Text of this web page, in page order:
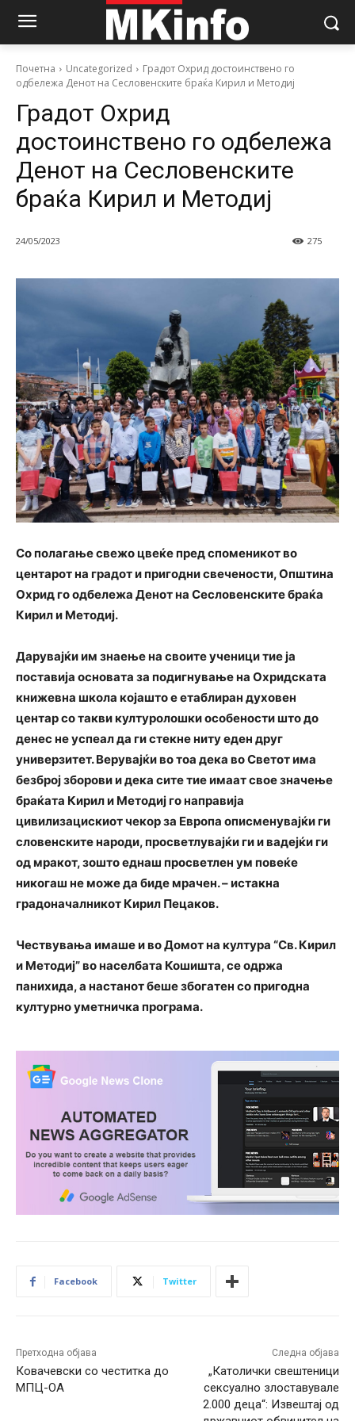
Почетна Uncategorized
Градoт Охрид достоинствено го
одбележа Денот на Сесловенските браќа Кирил и Методиј
Градoт Охрид
достоинствено го одбележа
Денот на Сесловенските
браќа Кирил и Методиј
24/05/2023 275
Со полагање свежо цвеќе пред споменикот во
центарот на градот и пригодни свечености, Општина
Охрид го одбележа Денот на Сесловенските браќа
Кирил и Методиј.
Дарувајќи им знаење на своите ученици тие ја
поставија основата за подигнување на Охридската
книжевна школа којашто е етаблиран духовен
центар со такви културолошки особености што до
денес не успеал да ги стекне ниту еден друг
универзитет. Верувајќи во тоа дека во Светот има
безброј зборови и дека сите тие имаат свое значење
браќата Кирил и Методиј го направија
цивилизацискиот чекор за Европа описменувајќи ги
словенските народи, просветлувајќи ги и вадејќи ги
од мракот, зошто еднаш просветлен ум повеќе
никогаш не може да биде мрачен. – истакна
градоначалникот Кирил Пецаков.
Чествувања имаше и во Домот на култура “Св. Кирил
и Методиј” во населбата Кошишта, се одржа
панихида, а настанот беше збогатен со пригодна
културно уметничка програма.
Facebook Twitter
Претходна објава
Ковачевски со честитка до
МПЦ-ОА
Следна објава
„Католички свештеници
сексуално злоставувале
2.000 деца“: Извештај од